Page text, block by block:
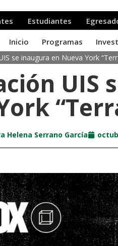
se inaugura en Nueva York
UIS
Helena Serrano García